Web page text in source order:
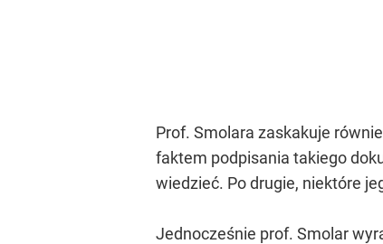
Prof. Smolara zaskakuje
faktem podpisania takiego
wiedzieć. Po drugie, niektóre
Jednocześnie prof. Smolar